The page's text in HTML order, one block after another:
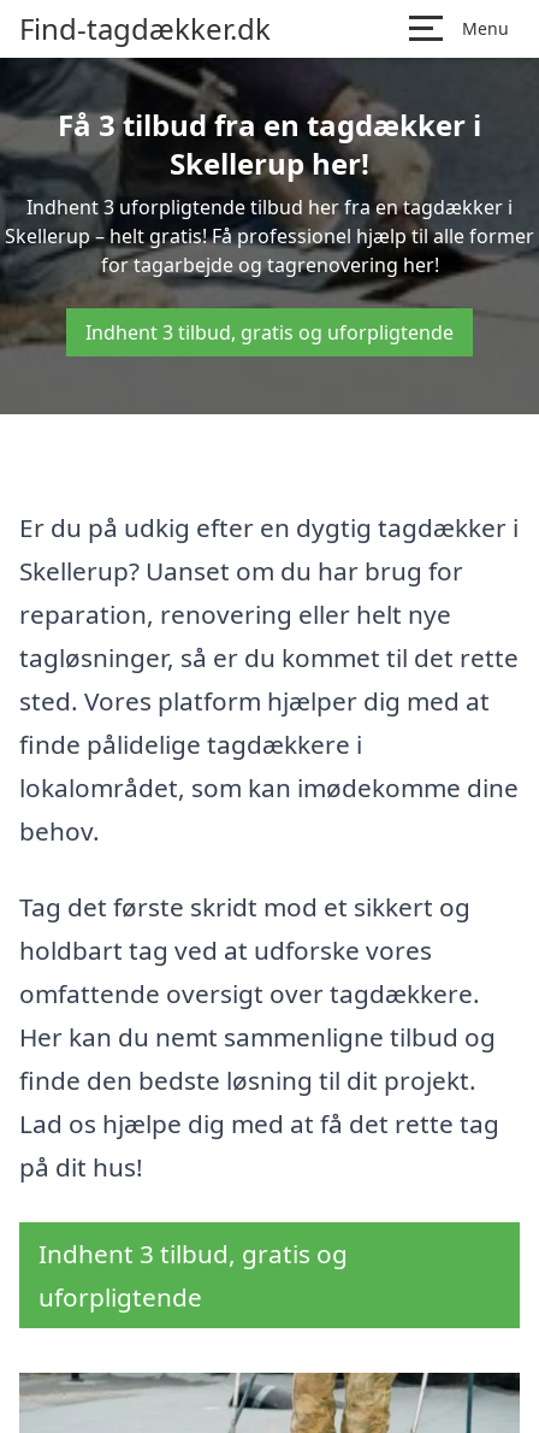
Find-tagdækker.dk Menu
Få 3 tilbud fra en tagdækker i
Skellerup her!
Indhent 3 uforpligtende tilbud her fra en tagdækker i
Skellerup – helt gratis! Få professionel hjælp til alle former
for tagarbejde og tagrenovering her!
Indhent 3 tilbud, gratis og uforpligtende
Er du på udkig efter en dygtig tagdækker i
Skellerup? Uanset om du har brug for
reparation, renovering eller helt nye
tagløsninger, så er du kommet til det rette
sted. Vores platform hjælper dig med at
finde pålidelige tagdækkere i
lokalområdet, som kan imødekomme dine
behov.
Tag det første skridt mod et sikkert og
holdbart tag ved at udforske vores
omfattende oversigt over tagdækkere.
Her kan du nemt sammenligne tilbud og
finde den bedste løsning til dit projekt.
Lad os hjælpe dig med at få det rette tag
på dit hus!
Indhent 3 tilbud, gratis og
uforpligtende